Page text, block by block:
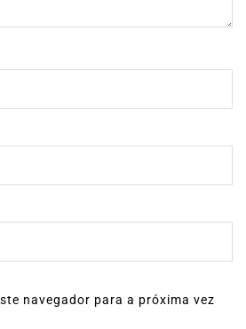
navegador para a próxima vez